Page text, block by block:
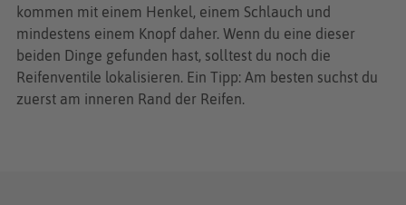
kommen mit einem Henkel, einem Schlauch und
mindestens einem Knopf daher. Wenn du eine dieser
beiden Dinge gefunden hast, solltest du noch die
Reifenventile lokalisieren. Ein Tipp: Am besten suchst du
zuerst am inneren Rand der Reifen.